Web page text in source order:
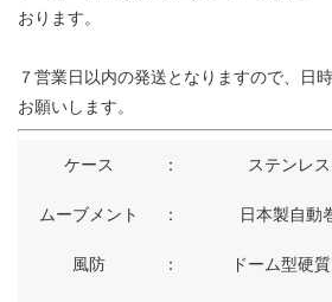
おります。
７営業日以内の発送となりますので、日
お願いします。
ケース ： ステンレ
ムーブメント ： 日本製自動
風防 ： ドーム型硬